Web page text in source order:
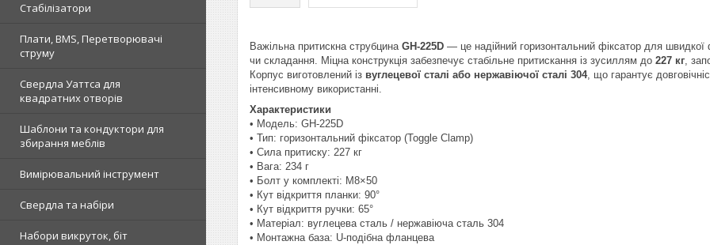
Стабілізатори
Плати, BMS, Перетворювачі
струму
Свердла Уаттса для
квадратних отворів
Шаблони та кондуктори для
збирання меблів
Вимірювальний інструмент
Свердла та набіри
Набори викруток, біт
Важільна притискна струбцина GH-225D — це надійний горизонтальний фіксатор для
чи складання. Міцна конструкція забезпечує стабільне притискання із зусиллям до 227 кг,
Корпус виготовлений із вуглецевої сталі або нержавіючої сталі 304, що гарантує
інтенсивному використанні.
Характеристики
• Модель: GH-225D
• Тип: горизонтальний фіксатор (Toggle Clamp)
• Сила притиску: 227 кг
• Вага: 234 г
• Болт у комплекті: M8×50
• Кут відкриття планки: 90°
• Кут відкриття ручки: 65°
• Матеріал: вуглецева сталь / нержавіюча сталь 304
• Монтажна база: U-подібна фланцева